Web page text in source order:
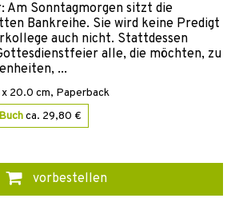
Am Sonntagmorgen sitzt die
Bankreihe. Sie wird keine Predigt
auch nicht. Stattdessen
alle, die möchten, zu
...
20.0 cm, Paperback
Buchca. 29,80 €
vorbestellen